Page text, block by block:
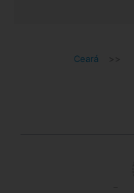
Ceará >>